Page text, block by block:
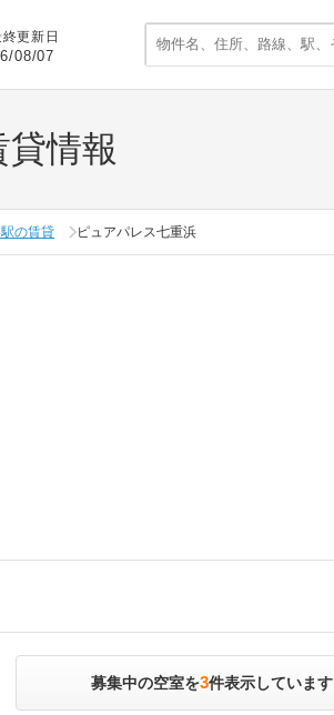
更新日
08/07
情報
の賃貸 ピュアパレス七重浜
募集中の空室を3件表示しています